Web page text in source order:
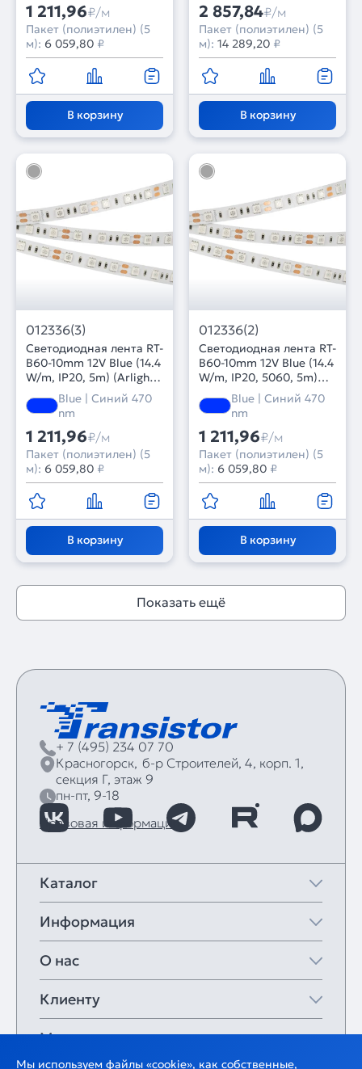
1 211,96₽/м
Пакет (полиэтилен) (5
м): 6 059,80 ₽
В корзину
2 857,84₽/м
Пакет (полиэтилен) (5
м): 14 289,20 ₽
В корзину
012336(3)
Светодиодная лента RT-
B60-10mm 12V Blue (14.4
W/m, IP20, 5m) (Arlight,
Открытый)Blue | Синий 470
nm
1 211,96₽/м
Пакет (полиэтилен) (5
м): 6 059,80 ₽
В корзину
012336(2)
Светодиодная лента RT-
B60-10mm 12V Blue (14.4
W/m, IP20, 5060, 5m)
(Arlight, Открытый)
Blue | Синий 470
nm
1 211,96₽/м
Пакет (полиэтилен) (5
м): 6 059,80 ₽
В корзину
Показать ещё
+ 7 (495) 234 07 70
Красногорск, б‑р Строителей, 4, корп. 1,
секция Г, этаж 9
пн-пт, 9-18
Правовая информация
Каталог
Информация
О нас
Клиенту
Мои закладки
Мы используем файлы «cookie», как собственные,